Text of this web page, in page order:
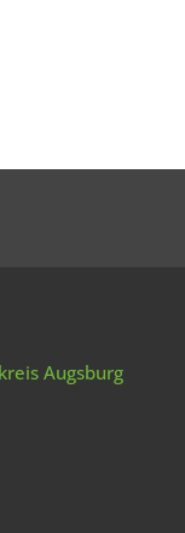
Augsburg